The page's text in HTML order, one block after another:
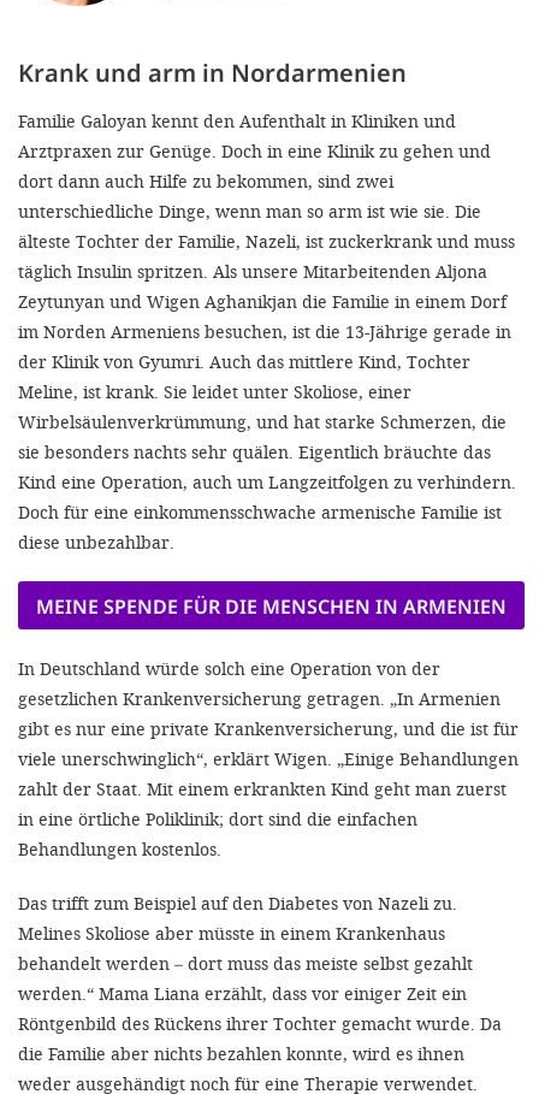
Krank und arm in Nordarmenien
Familie Galoyan kennt den Aufenthalt in Kliniken und
Arztpraxen zur Genüge. Doch in eine Klinik zu gehen und
dort dann auch Hilfe zu bekommen, sind zwei
unterschiedliche Dinge, wenn man so arm ist wie sie. Die
älteste Tochter der Familie, Nazeli, ist zuckerkrank und muss
täglich Insulin spritzen. Als unsere Mitarbeitenden Aljona
Zeytunyan und Wigen Aghanikjan die Familie in einem Dorf
im Norden Armeniens besuchen, ist die 13-Jährige gerade in
der Klinik von Gyumri. Auch das mittlere Kind, Tochter
Meline, ist krank. Sie leidet unter Skoliose, einer
Wirbelsäulenverkrümmung, und hat starke Schmerzen, die
sie besonders nachts sehr quälen. Eigentlich bräuchte das
Kind eine Operation, auch um Langzeitfolgen zu verhindern.
Doch für eine einkommensschwache armenische Familie ist
diese unbezahlbar.
MEINE SPENDE FÜR DIE MENSCHEN IN ARMENIEN
In Deutschland würde solch eine Operation von der
gesetzlichen Krankenversicherung getragen. „In Armenien
gibt es nur eine private Krankenversicherung, und die ist für
viele unerschwinglich“, erklärt Wigen. „Einige Behandlungen
zahlt der Staat. Mit einem erkrankten Kind geht man zuerst
in eine örtliche Poliklinik; dort sind die einfachen
Behandlungen kostenlos.
Das trifft zum Beispiel auf den Diabetes von Nazeli zu.
Melines Skoliose aber müsste in einem Krankenhaus
behandelt werden – dort muss das meiste selbst gezahlt
werden.“ Mama Liana erzählt, dass vor einiger Zeit ein
Röntgenbild des Rückens ihrer Tochter gemacht wurde. Da
die Familie aber nichts bezahlen konnte, wird es ihnen
weder ausgehändigt noch für eine Therapie verwendet.
ALLEN